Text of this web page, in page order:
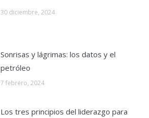
30 diciembre, 2024
Sonrisas y lágrimas: los datos y el
petróleo
7 febrero, 2024
Los tres principios del liderazgo para